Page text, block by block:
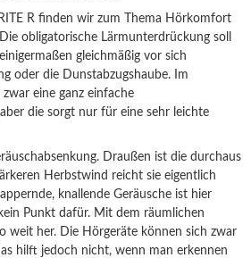
R finden wir zum Thema Hörkomfort
obligatorische Lärmunterdrückung soll
gleichmäßig vor sich
oder die Dunstabzugshaube. Im
eine ganz einfache
die sorgt nur für eine sehr leichte
Draußen ist die durchaus
Herbstwind reicht sie eigentlich
knallende Geräusche ist hier
Punkt dafür. Mit dem räumlichen
weit her. Die Hörgeräte können sich zwar
hilft jedoch nicht, wenn man erkennen